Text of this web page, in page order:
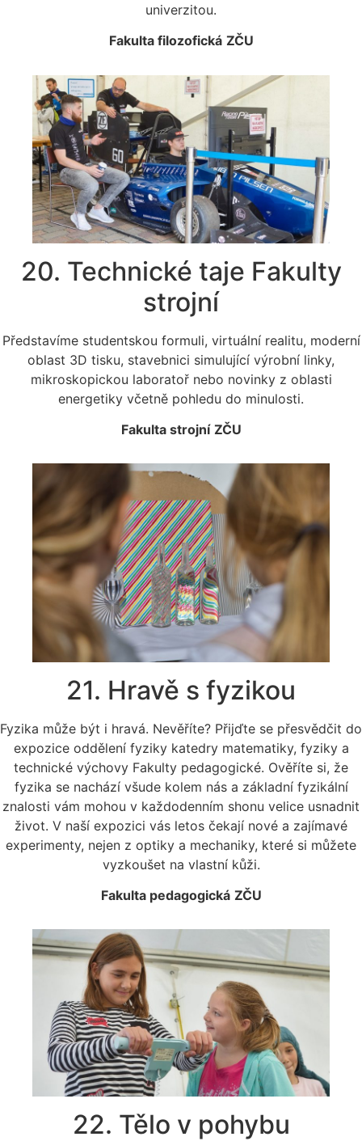
univerzitou.
Fakulta filozofická ZČU
20. Technické taje Fakulty
strojní
Představíme studentskou formuli, virtuální realitu, moderní
oblast 3D tisku, stavebnici simulující výrobní linky,
mikroskopickou laboratoř nebo novinky z oblasti
energetiky včetně pohledu do minulosti.
Fakulta strojní ZČU
21. Hravě s fyzikou
Fyzika může být i hravá. Nevěříte? Přijďte se přesvědčit do
expozice oddělení fyziky katedry matematiky, fyziky a
technické výchovy Fakulty pedagogické. Ověříte si, že
fyzika se nachází všude kolem nás a základní fyzikální
znalosti vám mohou v každodenním shonu velice usnadnit
život. V naší expozici vás letos čekají nové a zajímavé
experimenty, nejen z optiky a mechaniky, které si můžete
vyzkoušet na vlastní kůži.
Fakulta pedagogická ZČU
22. Tělo v pohybu